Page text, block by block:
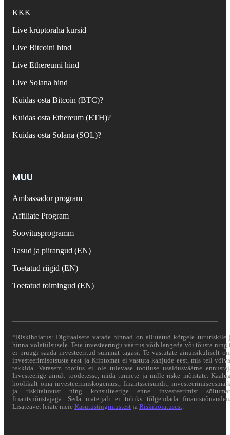
KKK
Live krüptoraha kursid
Live Bitcoini hind
Live Ethereumi hind
Live Solana hind
Kuidas osta Bitcoin (BTC)?
Kuidas osta Ethereum (ETH)?
Kuidas osta Solana (SOL)?
MUU
Ambassador program
Affiliate Program
Soovitusprogramm
Tasud ja piirangud (EN)
Toetatud riigid (EN)
Toetatud toimingud (EN)
*Riskihoiatus: Digitaalsete varade hinnad on allutatud kõrgele tururiskile
hinna volatiilsusele. Teie investeeringu väärtus võib langeda või tõusta ning
ei pruugi saada investeeritud summat tagasi. Te vastutate ainuisikuliselt
investeerimisotsuste eest ja Kriptomat ei vastuta kahjude eest, mis teil
tekkida. Varasem tootlus ei ole tulevase tootluse usaldusväärne
Investeerige ainult toodetesse, mida tunnete ja mille riske mõistate.
hoolikalt oma investeerimiskogemust, finantsseisundit,
ja riskitaluvust ning konsulteerige enne investeerimist
finantsnõustajaga. Seda materjali ei tohiks tõlgendada
Lisateavet leiate meie Kasutustingimustest ja Riskihoiatusest